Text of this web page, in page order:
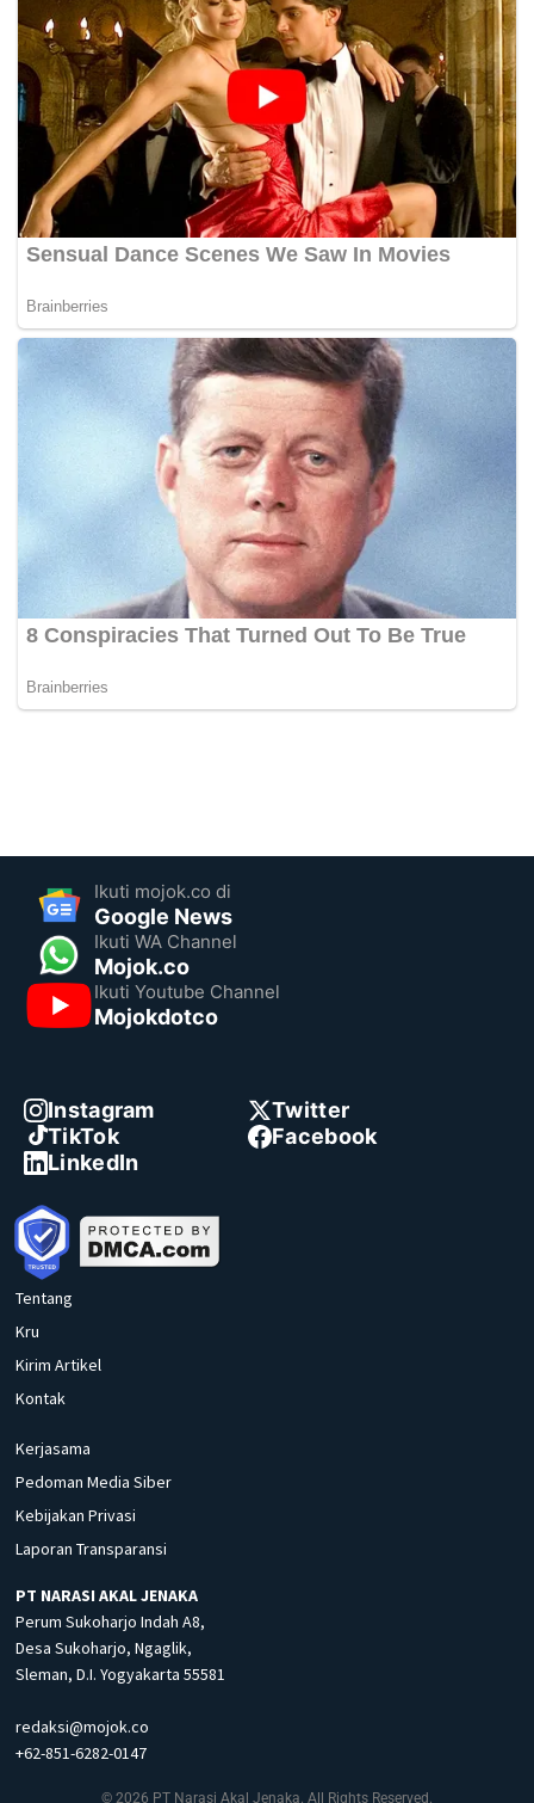
Ikuti mojok.co di
Google News
Ikuti WA Channel
Mojok.co
Ikuti Youtube Channel
Mojokdotco
Instagram
Twitter
TikTok
Facebook
LinkedIn
Tentang
Kru
Kirim Artikel
Kontak
Kerjasama
Pedoman Media Siber
Kebijakan Privasi
Laporan Transparansi
PT NARASI AKAL JENAKA
Perum Sukoharjo Indah A8,
Desa Sukoharjo, Ngaglik,
Sleman, D.I. Yogyakarta 55581
redaksi@mojok.co
+62-851-6282-0147
© 2026 PT Narasi Akal Jenaka. All Rights Reserved.